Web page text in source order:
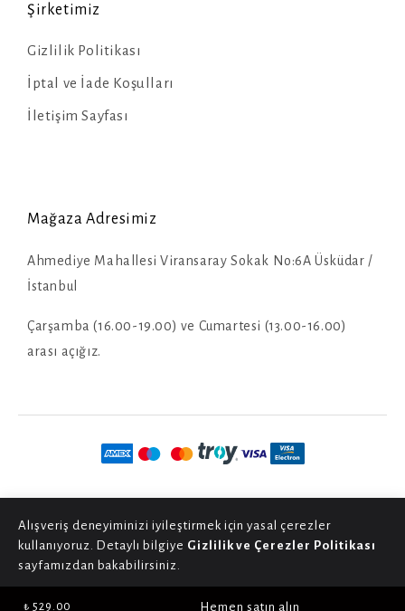
Alışveriş deneyiminizi iyileştirmek için yasal çerezler
kullanıyoruz. Detaylı bilgiye Gizlilik ve Çerezler Politikası
sayfamızdan bakabilirsiniz.
₺ 529.00 Hemen satın alın
Şirketimiz
Gizlilik Politikası
İptal ve İade Koşulları
İletişim Sayfası
Mağaza Adresimiz
Ahmediye Mahallesi Viransaray Sokak No:6A Üsküdar /
İstanbul
Çarşamba (16.00-19.00) ve Cumartesi (13.00-16.00)
arası açığız.